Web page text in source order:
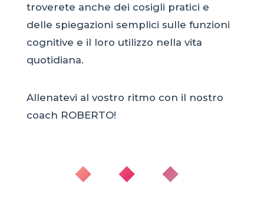
troverete anche dei cosigli pratici e
delle spiegazioni semplici sulle funzioni
cognitive e il loro utilizzo nella vita
quotidiana.
Allenatevi al vostro ritmo con il nostro
coach ROBERTO!
◆ ◆ ◆